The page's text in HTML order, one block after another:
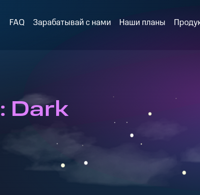
FAQ Зарабатывай с нами Наши планы
Dark